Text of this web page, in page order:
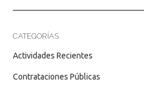
CATEGORÍAS
Actividades Recientes
Contrataciones Públicas